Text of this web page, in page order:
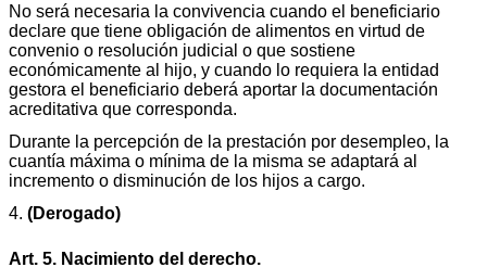
No será necesaria la convivencia cuando el beneficiario
declare que tiene obligación de alimentos en virtud de
convenio o resolución judicial o que sostiene
económicamente al hijo, y cuando lo requiera la entidad
gestora el beneficiario deberá aportar la documentación
acreditativa que corresponda.
Durante la percepción de la prestación por desempleo, la
cuantía máxima o mínima de la misma se adaptará al
incremento o disminución de los hijos a cargo.
4. (Derogado)
Art. 5. Nacimiento del derecho.